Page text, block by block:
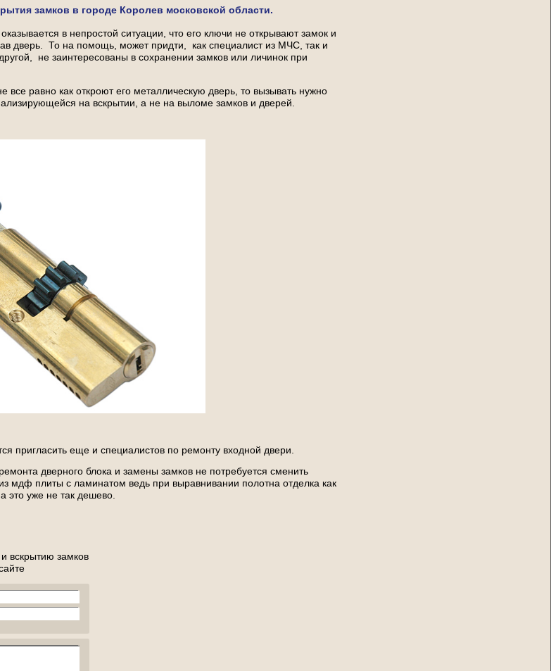
замков в городе Королев московской области.
в непростой ситуации, что его ключи не открывают замок и
дверь. То на помощь, может придти, как специалист из МЧС, так и
не заинтересованы в сохранении замков или личинок при
равно как откроют его металлическую дверь, то вызывать нужно
на вскрытии, а не на выломе замков и дверей.
пригласить еще и специалистов по ремонту входной двери.
дверного блока и замены замков не потребуется сменить
мдф плиты с ламинатом ведь при выравнивании полотна отделка как
это уже не так дешево.
вскрытию замков